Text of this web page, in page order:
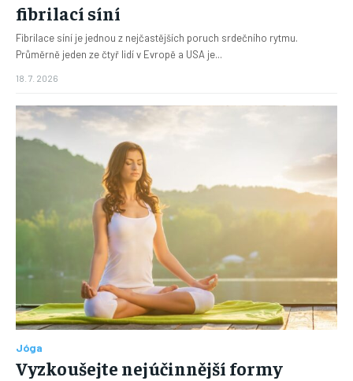
fibrilací síní
Fibrilace síní je jednou z nejčastějších poruch srdečního rytmu.
Průměrně jeden ze čtyř lidí v Evropě a USA je...
18. 7. 2026
Jóga
Vyzkoušejte nejúčinnější formy